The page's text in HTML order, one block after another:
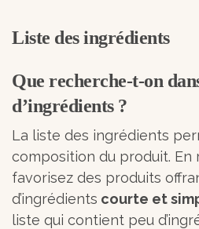
Liste des ingrédients
Que recherche-t-on
d’ingrédients ?
La liste des ingrédients
composition du produit. En
favorisez des produits
d’ingrédients courte et
liste qui contient peu